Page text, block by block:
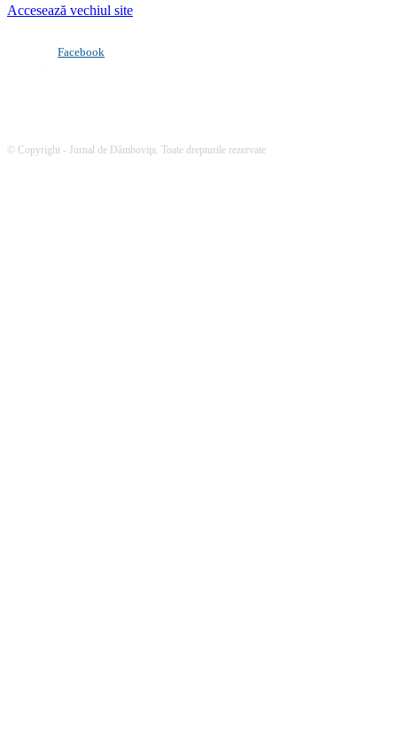
Accesează vechiul site
Facebook
© Copyright - Jurnal de Dâmboviţa. Toate drepturile rezervate